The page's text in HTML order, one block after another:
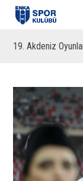
19. Akdeniz